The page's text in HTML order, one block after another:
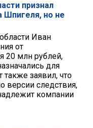
признал
Шпигеля, но не
Иван
от
20 млн рублей,
для
также заявил, что
версии следствия,
компании